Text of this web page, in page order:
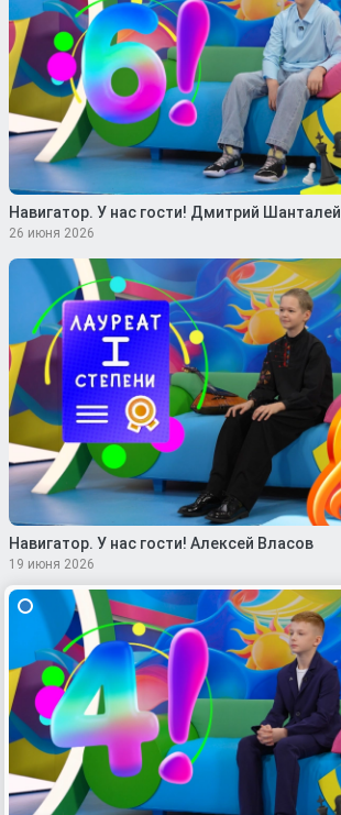
Навигатор. У нас гости! Дмитрий Шанталей
26 июня 2026
Навигатор. У нас гости! Алексей Власов
19 июня 2026